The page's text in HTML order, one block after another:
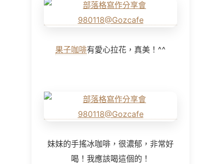
果子咖啡有愛心拉花，真美！^^
妹妹的手搖冰咖啡，很濃郁，非常好
喝！我應該喝這個的！